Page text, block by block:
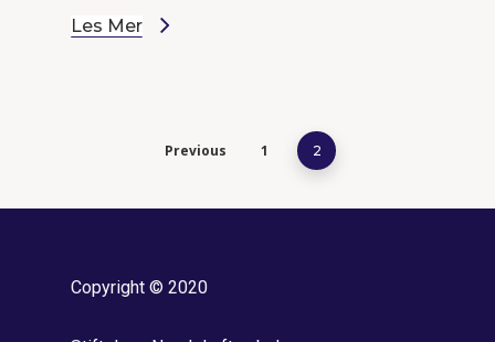
Les Mer
Previous 1 2
Copyright © 2020